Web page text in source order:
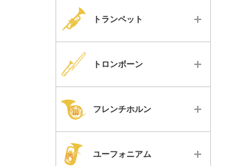
イングリッシュホルン
ファゴット
トランペット
フリューゲルホルン
アルトトロンボーン
テナートロンボーン
チケット
リードケース
マウスピースパッチ
メンテナンス用品
便利なグッズ
リガチャー・キャップ
リード
リードケース
スタンド類
マウスピースパッチ
ケースカバー・ケース
リードケース
スタンド類
メンテナンス用品
すべて
ケース
リードケース
スタンド類
メンテナンス用品
トランペット
すべて
ミュート
トロンボーン
楽器本体
ケース
フレンチホルン
すべて
ユーフォニアム